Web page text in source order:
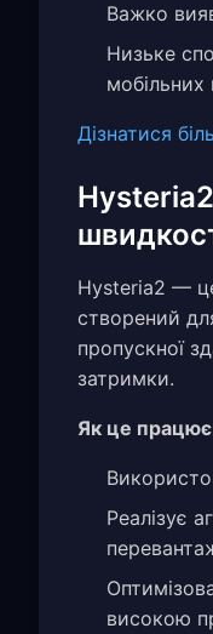
Важко
Низьке
Дізнатися
Hysteria2 —
створений
пропускної
затримки.
Як це
Реалізує
високою